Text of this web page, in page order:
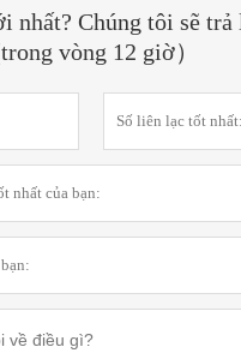
nhất? Chúng tôi sẽ
vòng 12 giờ）